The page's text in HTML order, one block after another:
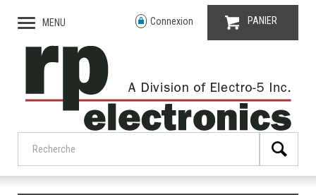
MENU Connexion PANIER